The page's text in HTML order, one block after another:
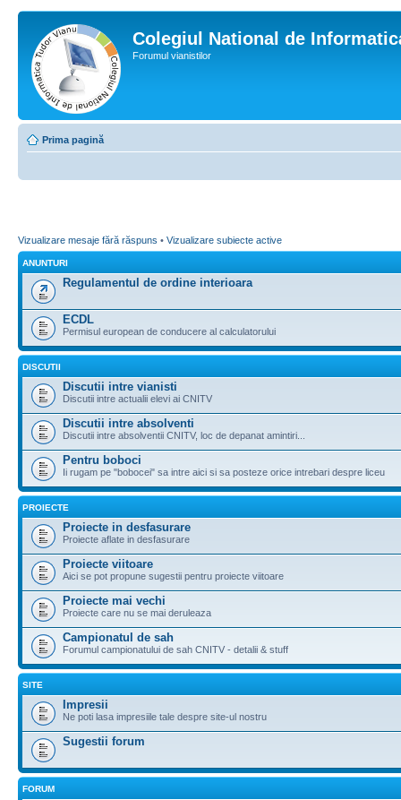
Colegiul National de
Forumul vianistilor
Prima pagină
Vizualizare mesaje fără răspuns • Vizualizare subiecte active
ANUNTURI
Regulamentul de ordine interioara
ECDL
Permisul european de conducere al calculatorului
DISCUTII
Discutii intre vianisti
Discutii intre actualii elevi ai CNITV
Discutii intre absolventi
Discutii intre absolventii CNITV, loc de depanat amintiri...
Pentru boboci
Ii rugam pe "bobocei" sa intre aici si sa posteze orice intrebari despre liceu
PROIECTE
Proiecte in desfasurare
Proiecte aflate in desfasurare
Proiecte viitoare
Aici se pot propune sugestii pentru proiecte viitoare
Proiecte mai vechi
Proiecte care nu se mai deruleaza
Campionatul de sah
Forumul campionatului de sah CNITV - detalii & stuff
SITE
Impresii
Ne poti lasa impresiile tale despre site-ul nostru
Sugestii forum
FORUM